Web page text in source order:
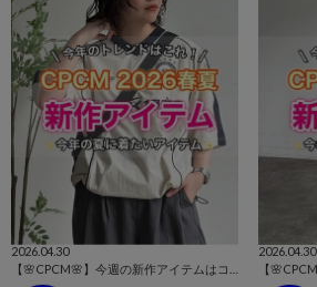
2026.04.30
2026.04.30